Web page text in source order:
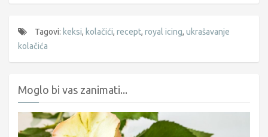
Tagovi: keksi, kolačići, recept, royal icing, ukrašavanje
kolačića
Moglo bi vas zanimati...